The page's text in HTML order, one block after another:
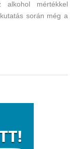
mértékkel
során még a